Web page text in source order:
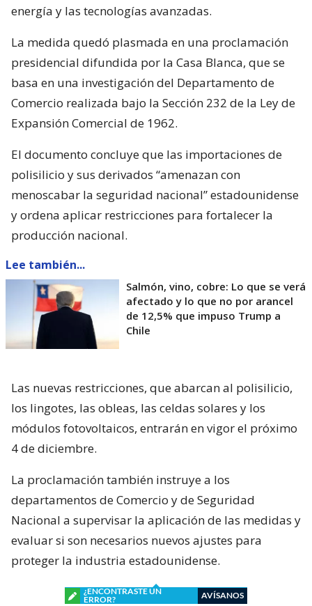
energía y las tecnologías avanzadas.
La medida quedó plasmada en una proclamación
presidencial difundida por la Casa Blanca, que se
basa en una investigación del Departamento de
Comercio realizada bajo la Sección 232 de la Ley de
Expansión Comercial de 1962.
El documento concluye que las importaciones de
polisilicio y sus derivados “amenazan con
menoscabar la seguridad nacional” estadounidense
y ordena aplicar restricciones para fortalecer la
producción nacional.
Lee también...
Salmón, vino, cobre: Lo que se verá
afectado y lo que no por arancel
de 12,5% que impuso Trump a
Chile
Las nuevas restricciones, que abarcan al polisilicio,
los lingotes, las obleas, las celdas solares y los
módulos fotovoltaicos, entrarán en vigor el próximo
4 de diciembre.
La proclamación también instruye a los
departamentos de Comercio y de Seguridad
Nacional a supervisar la aplicación de las medidas y
evaluar si son necesarios nuevos ajustes para
proteger la industria estadounidense.
¿ENCONTRASTE UN
ERROR?
AVÍSANOS